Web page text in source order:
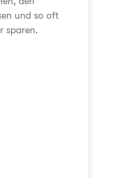
und so oft
sparen.